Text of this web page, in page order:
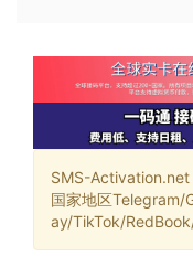
SMS-Activation.net
国家地区
ay/TikTok/